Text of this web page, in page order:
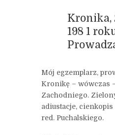
Kronika,
198 1
Mój egzemplarz,
Kronikę – wówczas
Zachodniego.
adiustacje,
red. Puchalskiego.